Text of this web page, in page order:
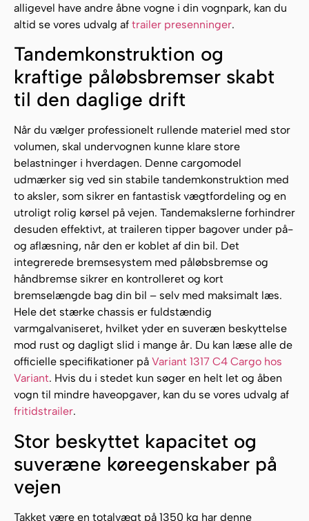
alligevel have andre åbne vogne i din vognpark, kan du
altid se vores udvalg af trailer presenninger.
Tandemkonstruktion og
kraftige påløbsbremser skabt
til den daglige drift
Når du vælger professionelt rullende materiel med stor
volumen, skal undervognen kunne klare store
belastninger i hverdagen. Denne cargomodel
udmærker sig ved sin stabile tandemkonstruktion med
to aksler, som sikrer en fantastisk vægtfordeling og en
utroligt rolig kørsel på vejen. Tandemakslerne forhindrer
desuden effektivt, at traileren tipper bagover under på-
og aflæsning, når den er koblet af din bil. Det
integrerede bremsesystem med påløbsbremse og
håndbremse sikrer en kontrolleret og kort
bremselængde bag din bil – selv med maksimalt læs.
Hele det stærke chassis er fuldstændig
varmgalvaniseret, hvilket yder en suveræn beskyttelse
mod rust og dagligt slid i mange år. Du kan læse alle de
officielle specifikationer på Variant 1317 C4 Cargo hos
Variant. Hvis du i stedet kun søger en helt let og åben
vogn til mindre haveopgaver, kan du se vores udvalg af
fritidstrailer.
Stor beskyttet kapacitet og
suveræne køreegenskaber på
vejen
Takket være en totalvægt på 1350 kg har denne